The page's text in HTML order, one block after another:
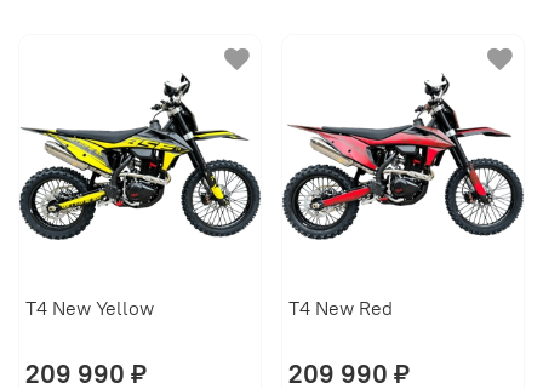
T4 New Yellow
209 990 ₽
T4 New Red
209 990 ₽